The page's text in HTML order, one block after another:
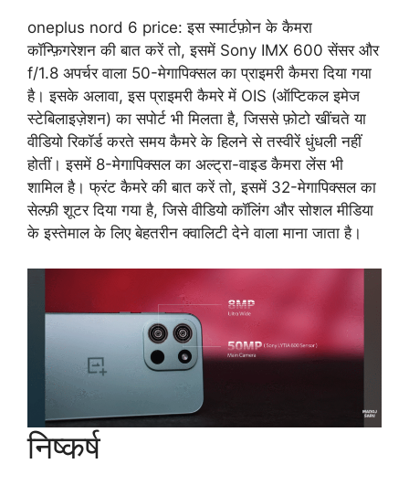
oneplus nord 6 price: इस स्मार्टफ़ोन के कैमरा
कॉन्फ़िगरेशन की बात करें तो, इसमें Sony IMX 600 सेंसर और
f/1.8 अपर्चर वाला 50-मेगापिक्सल का प्राइमरी कैमरा दिया गया
है। इसके अलावा, इस प्राइमरी कैमरे में OIS (ऑप्टिकल इमेज
स्टेबिलाइज़ेशन) का सपोर्ट भी मिलता है, जिससे फ़ोटो खींचते या
वीडियो रिकॉर्ड करते समय कैमरे के हिलने से तस्वीरें धुंधली नहीं
होतीं। इसमें 8-मेगापिक्सल का अल्ट्रा-वाइड कैमरा लेंस भी
शामिल है। फ्रंट कैमरे की बात करें तो, इसमें 32-मेगापिक्सल का
सेल्फ़ी शूटर दिया गया है, जिसे वीडियो कॉलिंग और सोशल मीडिया
के इस्तेमाल के लिए बेहतरीन क्वालिटी देने वाला माना जाता है।
निष्कर्ष